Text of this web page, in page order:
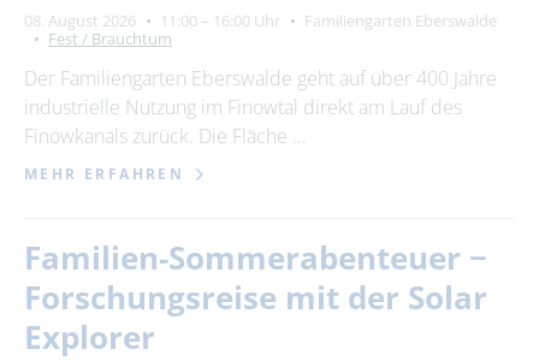
08. August 2026 11:00 – 16:00 Uhr
Familiengarten Eberswalde
Fest / Brauchtum
Der Familiengarten Eberswalde geht auf über 400 Jahre
industrielle Nutzung im Finowtal direkt am Lauf des
Finowkanals zurück. Die Fläche …
MEHR ERFAHREN
Familien-Sommerabenteuer −
Forschungsreise mit der Solar
Explorer